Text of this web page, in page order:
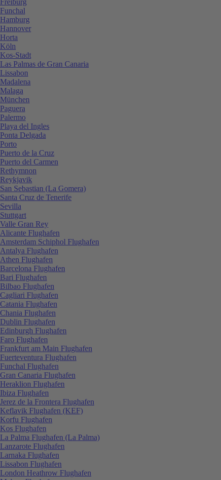
Funchal
Hamburg
Hannover
Horta
Köln
Kos-Stadt
Las Palmas de Gran Canaria
Lissabon
Madalena
Malaga
München
Paguera
Palermo
Playa del Ingles
Ponta Delgada
Porto
Puerto de la Cruz
Puerto del Carmen
Rethymnon
Reykjavik
San Sebastian (La Gomera)
Santa Cruz de Tenerife
Sevilla
Stuttgart
Valle Gran Rey
Alicante Flughafen
Amsterdam Schiphol Flughafen
Antalya Flughafen
Athen Flughafen
Barcelona Flughafen
Bari Flughafen
Bilbao Flughafen
Cagliari Flughafen
Catania Flughafen
Chania Flughafen
Dublin Flughafen
Edinburgh Flughafen
Faro Flughafen
Frankfurt am Main Flughafen
Fuerteventura Flughafen
Funchal Flughafen
Gran Canaria Flughafen
Heraklion Flughafen
Ibiza Flughafen
Jerez de la Frontera Flughafen
Keflavik Flughafen (KEF)
Korfu Flughafen
Kos Flughafen
La Palma Flughafen (La Palma)
Lanzarote Flughafen
Larnaka Flughafen
Lissabon Flughafen
London Heathrow Flughafen